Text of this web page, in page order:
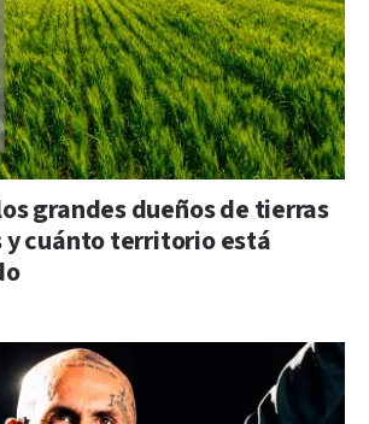
grandes dueños de tierras
y cuánto territorio está